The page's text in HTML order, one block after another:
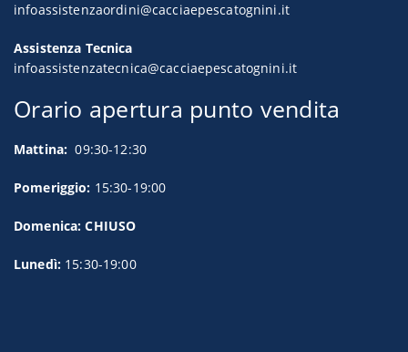
infoassistenzaordini@cacciaepescatognini.it
Assistenza Tecnica
infoassistenzatecnica@cacciaepescatognini.it
Orario apertura punto vendita
Mattina: 09:30-12:30
Pomeriggio: 15:30-19:00
Domenica: CHIUSO
Lunedì: 15:30-19:00